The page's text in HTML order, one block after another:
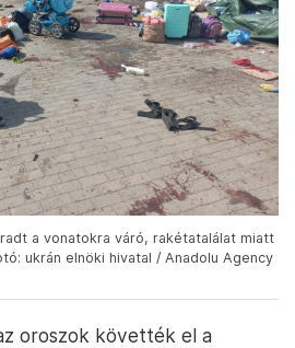
a vonatokra váró, rakétatalálat miatt
ukrán elnöki hivatal / Anadolu Agency
oroszok követték el a